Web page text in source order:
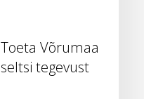
Toeta Võrumaa
seltsi tegevust